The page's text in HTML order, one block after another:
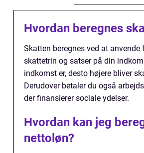
Hvordan beregnes
Skatten beregnes ved at anvende
skattetrin og satser på din
indkomst er, desto højere bliver
Derudover betaler du også
der finansierer sociale ydelser.
Hvordan kan jeg
nettoløn?